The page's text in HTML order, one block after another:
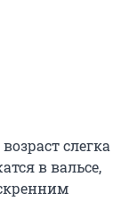
слегка
в вальсе,